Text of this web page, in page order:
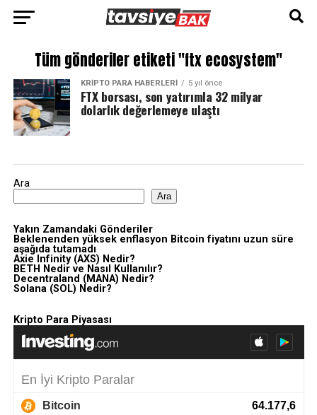
Tüm gönderiler etiketi "ftx ecosystem"
KRIPTO PARA HABERLERI 5 yıl önce
FTX borsası, son yatırımla 32 milyar
dolarlık değerlemeye ulaştı
Ara
Ara
Yakın Zamandaki Gönderiler
Beklenenden yüksek enflasyon Bitcoin fiyatını uzun süre
aşağıda tutamadı
Axie Infinity (AXS) Nedir?
BETH Nedir ve Nasıl Kullanılır?
Decentraland (MANA) Nedir?
Solana (SOL) Nedir?
Kripto Para Piyasası